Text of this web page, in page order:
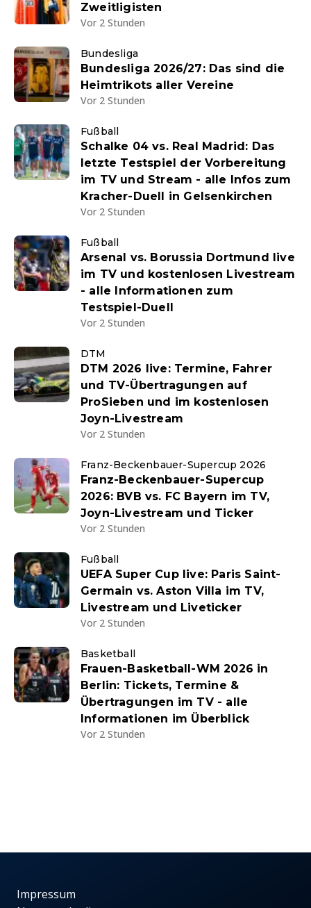
Zweitligisten
Vor 2 Stunden
Bundesliga
Bundesliga 2026/27: Das sind die
Heimtrikots aller Vereine
Vor 2 Stunden
Fußball
Schalke 04 vs. Real Madrid: Das
letzte Testspiel der Vorbereitung
im TV und Stream - alle Infos zum
Kracher-Duell in Gelsenkirchen
Vor 2 Stunden
Fußball
Arsenal vs. Borussia Dortmund live
im TV und kostenlosen Livestream
- alle Informationen zum
Testspiel-Duell
Vor 2 Stunden
DTM
DTM 2026 live: Termine, Fahrer
und TV-Übertragungen auf
ProSieben und im kostenlosen
Joyn-Livestream
Vor 2 Stunden
Franz-Beckenbauer-Supercup 2026
Franz-Beckenbauer-Supercup
2026: BVB vs. FC Bayern im TV,
Joyn-Livestream und Ticker
Vor 2 Stunden
Fußball
UEFA Super Cup live: Paris Saint-
Germain vs. Aston Villa im TV,
Livestream und Liveticker
Vor 2 Stunden
Basketball
Frauen-Basketball-WM 2026 in
Berlin: Tickets, Termine &
Übertragungen im TV - alle
Informationen im Überblick
Vor 2 Stunden
Impressum